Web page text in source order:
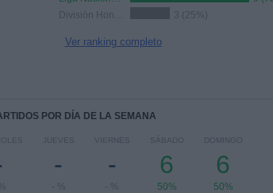
3 (25%)
Ver ranking completo
POR DÍA DE LA SEMANA
JUEVES
-
- %
VIERNES
-
- %
SÁBADO
6
50%
DOMINGO
6
50%